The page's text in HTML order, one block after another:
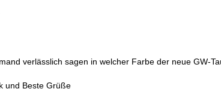
verlässlich sagen in welcher Farbe der neue GW-
und Beste Grüße